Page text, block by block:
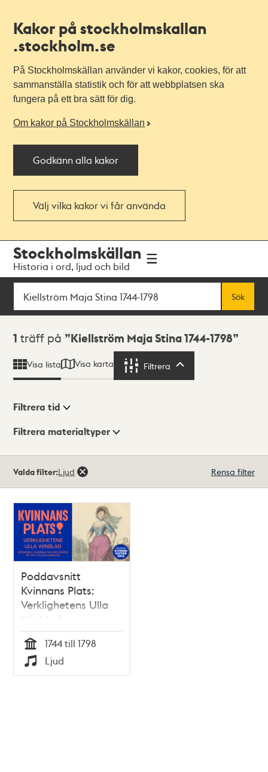
Kakor på stockholmskallan
.stockholm.se
På Stockholmskällan använder vi kakor, cookies, för att
sammanställa statistik och för att webbplatsen ska
fungera på ett bra sätt för dig.
Om kakor på Stockholmskällan
Godkänn alla kakor
Välj vilka kakor vi får använda
navigationen
huvudinnehållet
Stockholmskällan
Historia i ord, ljud och bild
Sök
Sök
Sökresultat
1 träff på Kiellström Maja Stina 1744-1798
Visa lista Visa karta Filtrera
Visningsläge
Filtrera tid
Filtrera materialtyper
träffar
Valda filter:Ljud Rensa filter
Poddavsnitt
Kvinnans Plats:
Verklighetens Ulla
Winblad –
synderska, gudinna
och influencer på
1700-talets horbaler
Tid
1744 till 1798
Typ
Ljud